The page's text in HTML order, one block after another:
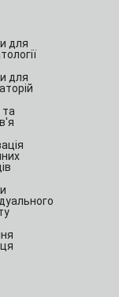
для
для
та